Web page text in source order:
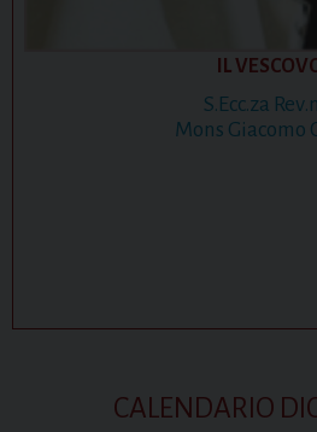
IL
S.Ecc.za
Mons Giacomo
CALENDARIO